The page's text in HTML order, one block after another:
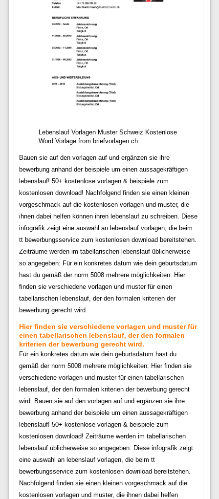
Lebenslauf Vorlagen Muster Schweiz Kostenlose
Word Vorlage from briefvorlagen.ch
Bauen sie auf den vorlagen auf und ergänzen sie ihre
bewerbung anhand der beispiele um einen aussagekräftigen
lebenslauf! 50+ kostenlose vorlagen & beispiele zum
kostenlosen download! Nachfolgend finden sie einen kleinen
vorgeschmack auf die kostenlosen vorlagen und muster, die
ihnen dabei helfen können ihren lebenslauf zu schreiben. Diese
infografik zeigt eine auswahl an lebenslauf vorlagen, die beim
tt bewerbungsservice zum kostenlosen download bereitstehen.
Zeiträume werden im tabellarischen lebenslauf üblicherweise
so angegeben: Für ein konkretes datum wie dein geburtsdatum
hast du gemäß der norm 5008 mehrere möglichkeiten: Hier
finden sie verschiedene vorlagen und muster für einen
tabellarischen lebenslauf, der den formalen kriterien der
bewerbung gerecht wird.
Hier finden sie verschiedene vorlagen und muster für
einen tabellarischen lebenslauf, der den formalen
kriterien der bewerbung gerecht wird.
Für ein konkretes datum wie dein geburtsdatum hast du
gemäß der norm 5008 mehrere möglichkeiten: Hier finden sie
verschiedene vorlagen und muster für einen tabellarischen
lebenslauf, der den formalen kriterien der bewerbung gerecht
wird. Bauen sie auf den vorlagen auf und ergänzen sie ihre
bewerbung anhand der beispiele um einen aussagekräftigen
lebenslauf! 50+ kostenlose vorlagen & beispiele zum
kostenlosen download! Zeiträume werden im tabellarischen
lebenslauf üblicherweise so angegeben: Diese infografik zeigt
eine auswahl an lebenslauf vorlagen, die beim tt
bewerbungsservice zum kostenlosen download bereitstehen.
Nachfolgend finden sie einen kleinen vorgeschmack auf die
kostenlosen vorlagen und muster, die ihnen dabei helfen